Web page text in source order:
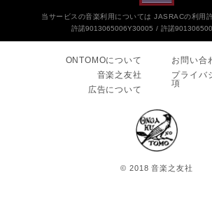
当サービスの音楽利用については JASRACの利用
許諾9013065006Y30005
許諾
ONTOMOについて
音楽之友社
広告について
お問い合
プライバ
項
© 2018 音楽之友社